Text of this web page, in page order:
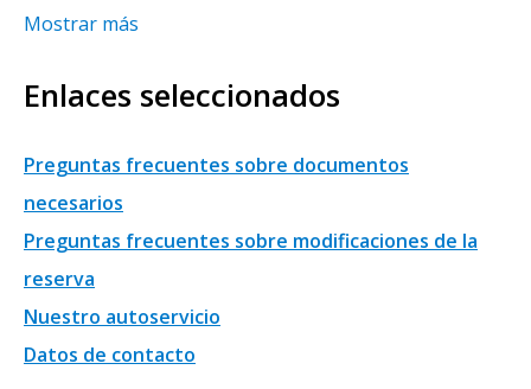
Mostrar más
Enlaces seleccionados
Preguntas frecuentes sobre documentos
necesarios
Preguntas frecuentes sobre modificaciones de la
reserva
Nuestro autoservicio
Datos de contacto